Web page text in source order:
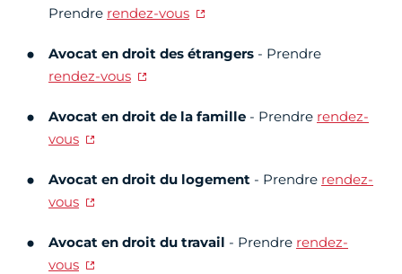
Prendre rendez-vous
Avocat en droit des étrangers - Prendre
rendez-vous
Avocat en droit de la famille - Prendre rendez-
vous
Avocat en droit du logement - Prendre rendez-
vous
Avocat en droit du travail - Prendre rendez-
vous